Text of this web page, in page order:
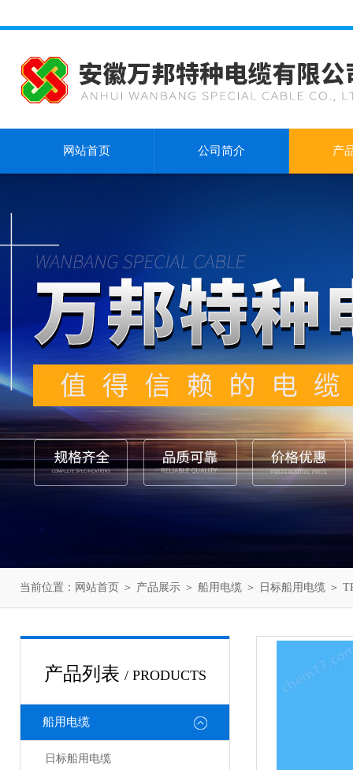
网站首页 公司简介 产
当前位置： 网站首页 ＞ 产品展示 ＞ 船用电缆 ＞ 日标船用电缆 ＞
产品列表 / PRODUCTS
船用电缆
日标船用电缆